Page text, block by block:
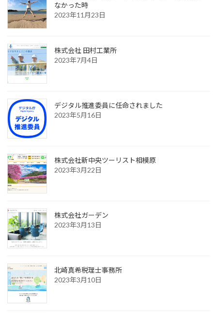
なかった時
2023年11月23日
株式会社 田村工業所
2023年7月4日
デジタル推進委員に任命されました
2023年5月16日
株式会社新中央ツーリスト相模原
2023年3月22日
株式会社ガーデン
2023年3月13日
北崎真希税理士事務所
2023年3月10日